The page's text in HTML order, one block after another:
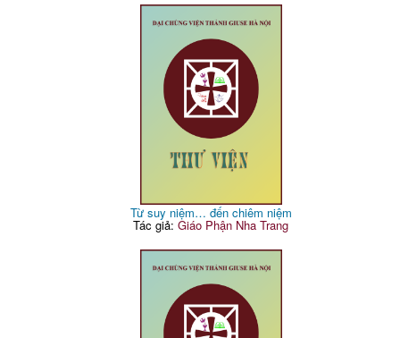
Từ suy niệm… đến chiêm niệm
Tác giả:Giáo Phận Nha Trang